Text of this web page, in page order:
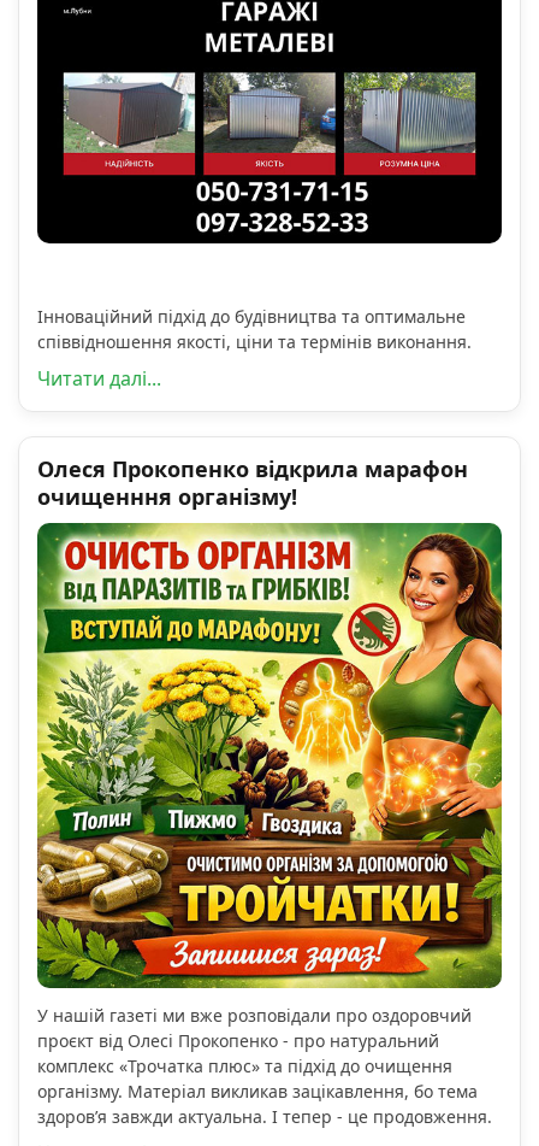
Інноваційний підхід до будівництва та оптимальне
співвідношення якості, ціни та термінів виконання.
Читати далі...
Олеся Прокопенко відкрила марафон
очищенння організму!
У нашій газеті ми вже розповідали про оздоровчий
проєкт від Олесі Прокопенко - про натуральний
комплекс «Трочатка плюс» та підхід до очищення
організму. Матеріал викликав зацікавлення, бо тема
здоров’я завжди актуальна. І тепер - це продовження.